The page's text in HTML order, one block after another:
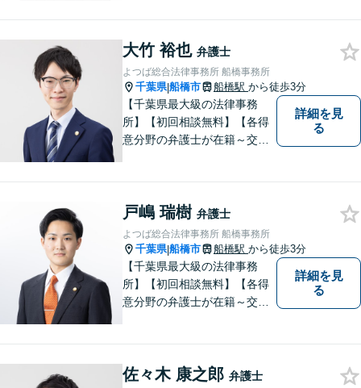
大竹 裕也 弁護士
よつば総合法律事務所 船橋事務所
千葉県|船橋市 船橋駅 から徒歩3分
【千葉県最大級の法律事務
所】【初回相談無料】【各得
意分野の弁護士が在籍～交通
詳細を見
る
戸嶋 瑞樹 弁護士
よつば総合法律事務所 船橋事務所
千葉県|船橋市 船橋駅 から徒歩3分
【千葉県最大級の法律事務
所】【初回相談無料】【各得
意分野の弁護士が在籍～交通
詳細を見
る
佐々木 康之郎 弁護士